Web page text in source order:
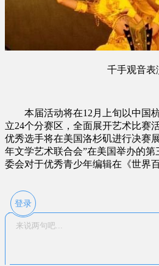
千手观音表
本届活动将在12月上旬以中国
立24个分赛区，全面展开艺术比赛
优秀选手将在美国洛杉矶进行决赛
年文学艺术联合会”在美国举办的第
委会对于优秀青少年编辑在《世界
登录